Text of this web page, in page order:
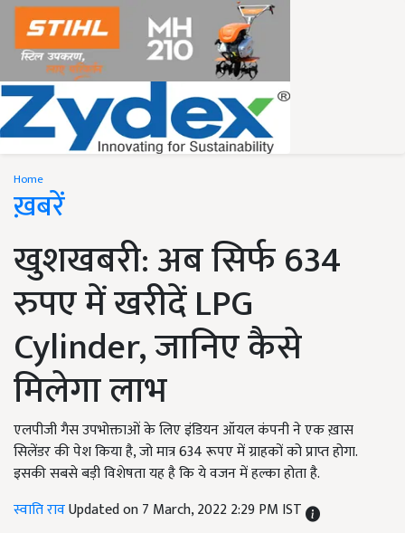
Home
ख़बरें
खुशखबरी: अब सिर्फ 634
रुपए में खरीदें LPG
Cylinder, जानिए कैसे
मिलेगा लाभ
एलपीजी गैस उपभोक्ताओं के लिए इंडियन ऑयल कंपनी ने एक ख़ास
सिलेंडर की पेश किया है, जो मात्र 634 रूपए में ग्राहकों को प्राप्त होगा.
इसकी सबसे बड़ी विशेषता यह है कि ये वजन में हल्का होता है.
स्वाति रावUpdated on 7 March, 2022 2:29 PM IST